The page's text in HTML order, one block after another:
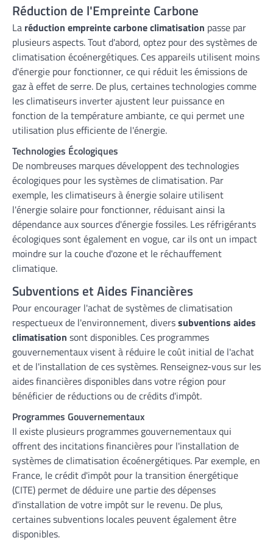
Réduction de l'Empreinte Carbone
La réduction empreinte carbone climatisation passe par
plusieurs aspects. Tout d'abord, optez pour des systèmes de
climatisation écoénergétiques. Ces appareils utilisent moins
d'énergie pour fonctionner, ce qui réduit les émissions de
gaz à effet de serre. De plus, certaines technologies comme
les climatiseurs inverter ajustent leur puissance en
fonction de la température ambiante, ce qui permet une
utilisation plus efficiente de l'énergie.
Technologies Écologiques
De nombreuses marques développent des technologies
écologiques pour les systèmes de climatisation. Par
exemple, les climatiseurs à énergie solaire utilisent
l'énergie solaire pour fonctionner, réduisant ainsi la
dépendance aux sources d'énergie fossiles. Les réfrigérants
écologiques sont également en vogue, car ils ont un impact
moindre sur la couche d'ozone et le réchauffement
climatique.
Subventions et Aides Financières
Pour encourager l'achat de systèmes de climatisation
respectueux de l'environnement, diverssubventions aides
climatisation sont disponibles. Ces programmes
gouvernementaux visent à réduire le coût initial de l'achat
et de l'installation de ces systèmes. Renseignez-vous sur les
aides financières disponibles dans votre région pour
bénéficier de réductions ou de crédits d'impôt.
Programmes Gouvernementaux
Il existe plusieurs programmes gouvernementaux qui
offrent des incitations financières pour l'installation de
systèmes de climatisation écoénergétiques. Par exemple, en
France, le crédit d'impôt pour la transition énergétique
(CITE) permet de déduire une partie des dépenses
d'installation de votre impôt sur le revenu. De plus,
certaines subventions locales peuvent également être
disponibles.